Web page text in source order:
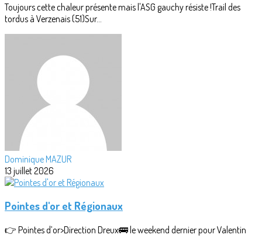
Toujours cette chaleur présente mais l'ASG gauchy résiste !Trail des
tordus à Verzenais (51)Sur...
Dominique MAZUR
13 juillet 2026
Pointes d'or et Régionaux
👉 Pointes d’or>Direction Dreux🚌 le weekend dernier pour Valentin